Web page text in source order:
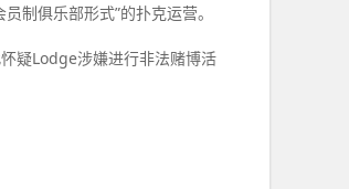
制俱乐部形式”的扑克运营。
疑Lodge涉嫌进行非法赌博活